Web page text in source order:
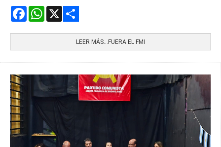
FacebookWhatsApp
LEER MÁS…FUERA EL FMI